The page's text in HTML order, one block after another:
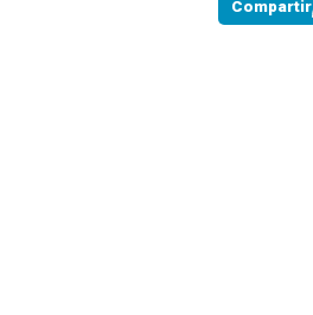
Compartir